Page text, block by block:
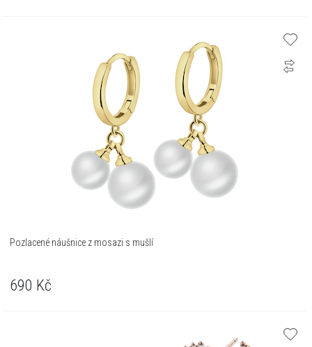
Pozlacené náušnice z mosazi s mušlí
690 Kč